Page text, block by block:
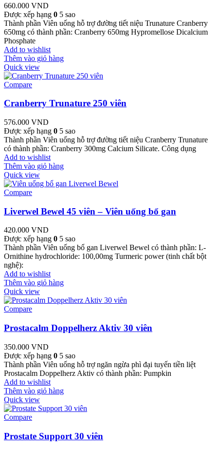
660.000 VND
Được xếp hạng 0 5 sao
Thành phần Viên uống hỗ trợ đường tiết niệu Trunature Cranberry
650mg có thành phần: Cranberry 650mg Hypromellose Dicalcium
Phosphate
Add to wishlist
Thêm vào giỏ hàng
Quick view
Compare
Cranberry Trunature 250 viên
576.000 VND
Được xếp hạng 0 5 sao
Thành phần Viên uống hỗ trợ đường tiết niệu Cranberry Trunature
có thành phần: Cranberry 300mg Calcium Silicate. Công dụng
Add to wishlist
Thêm vào giỏ hàng
Quick view
Compare
Liverwel Bewel 45 viên – Viên uống bổ gan
420.000 VND
Được xếp hạng 0 5 sao
Thành phần Viên uống bổ gan Liverwel Bewel có thành phần: L-
Ornithine hydrochloride: 100,00mg Turmeric power (tinh chất bột
nghệ):
Add to wishlist
Thêm vào giỏ hàng
Quick view
Compare
Prostacalm Doppelherz Aktiv 30 viên
350.000 VND
Được xếp hạng 0 5 sao
Thành phần Viên uống hỗ trợ ngăn ngừa phì đại tuyến tiền liệt
Prostacalm Doppelherz Aktiv có thành phần: Pumpkin
Add to wishlist
Thêm vào giỏ hàng
Quick view
Compare
Prostate Support 30 viên